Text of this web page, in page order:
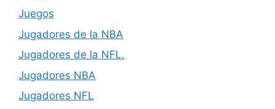
Juegos
Jugadores de la NBA
Jugadores de la NFL.
Jugadores NBA
Jugadores NFL